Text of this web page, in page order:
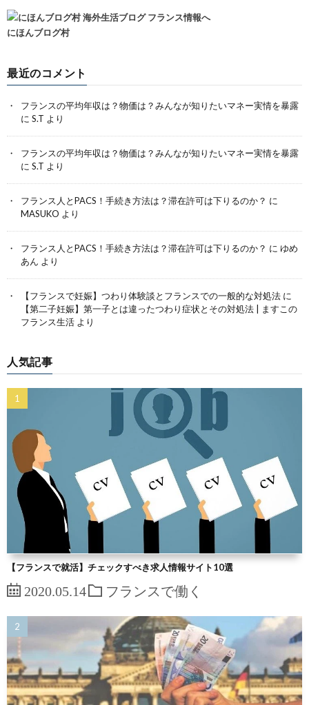
にほんブログ村
最近のコメント
フランスの平均年収は？物価は？みんなが知りたいマネー実情を暴露
に S.T より
フランスの平均年収は？物価は？みんなが知りたいマネー実情を暴露
に S.T より
フランス人とPACS！手続き方法は？滞在許可は下りるのか？ に
MASUKO より
フランス人とPACS！手続き方法は？滞在許可は下りるのか？ に ゆめ
あん より
【フランスで妊娠】つわり体験談とフランスでの一般的な対処法 に
【第二子妊娠】第一子とは違ったつわり症状とその対処法 | ますこの
フランス生活 より
人気記事
【フランスで就活】チェックすべき求人情報サイト10選
2020.05.14 フランスで働く